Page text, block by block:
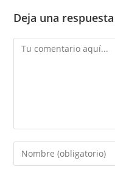
Deja una respuesta
Comentario
Introduce
tu